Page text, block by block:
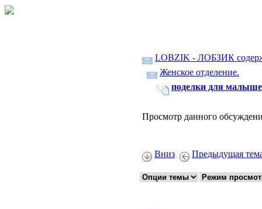
LOBZIK - ЛОБЗИК
Женское отделение.
поделки для
Просмотр данного
Вниз Предыдущая